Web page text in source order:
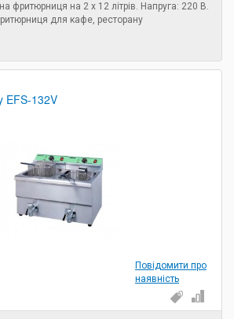
фритюрниця на 2 х 12 літрів. Напруга: 220 В.
для кафе, ресторану
EFS-132V
Повідомити про
наявність